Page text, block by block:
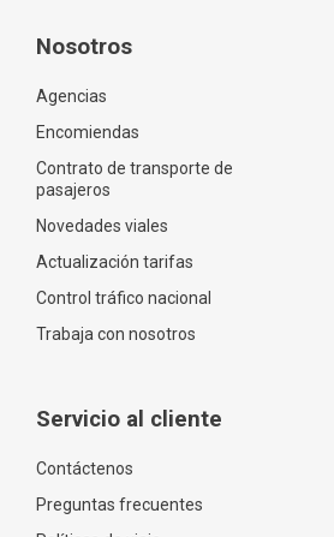
Nosotros
Agencias
Encomiendas
Contrato de transporte de
pasajeros
Novedades viales
Actualización tarifas
Control tráfico nacional
Trabaja con nosotros
Servicio al cliente
Contáctenos
Preguntas frecuentes